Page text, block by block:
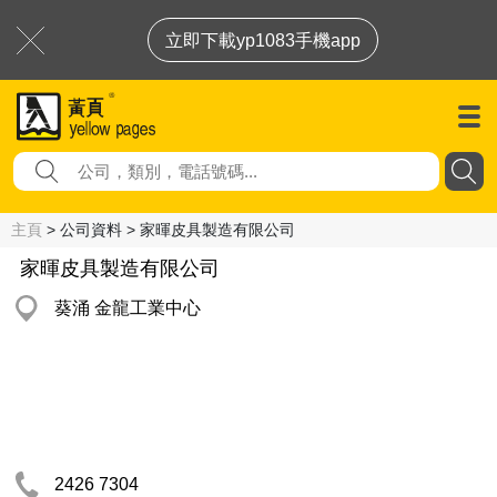
立即下載yp1083手機app
主頁 > 公司資料 > 家暉皮具製造有限公司
家暉皮具製造有限公司
葵涌 金龍工業中心
2426 7304